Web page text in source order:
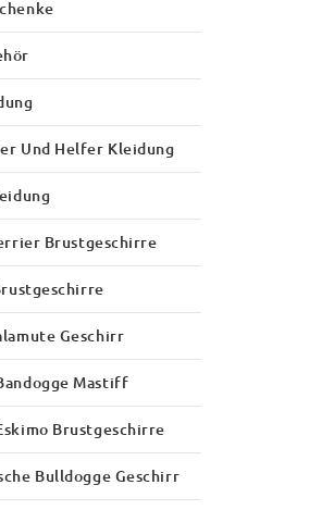
Und Helfer Kleidung
Brustgeschirre
Geschirr
Mastiff
Brustgeschirre
Bulldogge Geschirr